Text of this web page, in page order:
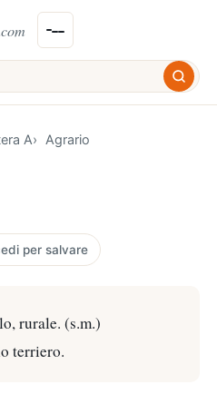
A Agrario
per salvare
rurale. (s.m.)
terriero.